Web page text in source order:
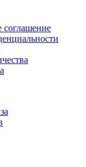
соглашение